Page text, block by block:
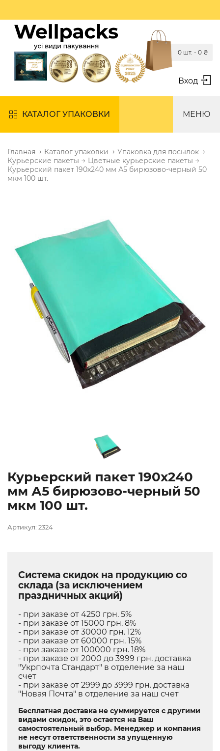
Вход
0 шт. - 0 ₴
КАТАЛОГ УПАКОВКИ МЕНЮ
Главная → Каталог упаковки → Упаковка для посылок →
Курьерские пакеты → Цветные курьерские пакеты →
Курьерский пакет 190х240 мм А5 бирюзово-черный 50
мкм 100 шт.
Курьерский пакет 190х240
мм А5 бирюзово-черный 50
мкм 100 шт.
Артикул: 2324
Система скидок на продукцию со
склада (за исключением
праздничных акций)
- при заказе от 4250 грн. 5%
- при заказе от 15000 грн. 8%
- при заказе от 30000 грн. 12%
- при заказе от 60000 грн. 15%
- при заказе от 100000 грн. 18%
- при заказе от 2000 до 3999 грн. доставка
"Укрпочта Стандарт" в отделение за наш
счет
- при заказе от 2999 до 3999 грн. доставка
"Новая Почта" в отделение за наш счет
Бесплатная доставка не суммируется с другими
видами скидок, это остается на Ваш
самостоятельный выбор. Менеджер и компания
не несут ответственности за упущенную
выгоду клиента.